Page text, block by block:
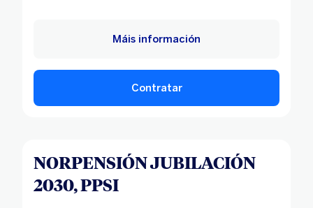
Máis información
Contratar
NORPENSIÓN JUBILACIÓN
2030, PPSI